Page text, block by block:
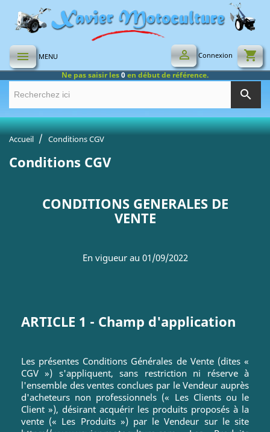
 MENU shopping_cart
 Connexion
search
Ne pas saisir les0en début de référence.
Accueil Conditions CGV
Conditions CGV
CONDITIONS GENERALES DE
VENTE
En vigueur au 01/09/2022
ARTICLE 1 - Champ d'application
Les présentes Conditions Générales de Vente (dites «
CGV ») s'appliquent, sans restriction ni réserve à
l'ensemble des ventes conclues par le Vendeur auprès
d'acheteurs non professionnels (« Les Clients ou le
Client »), désirant acquérir les produits proposés à la
vente (« Les Produits ») par le Vendeur sur le site